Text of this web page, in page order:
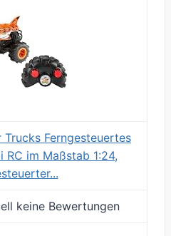
Ferngesteuertes
RC im Maßstab 1:24,
keine Bewertungen